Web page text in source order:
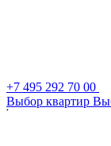
+7 495 292 70 00
Выбор квартир Вы